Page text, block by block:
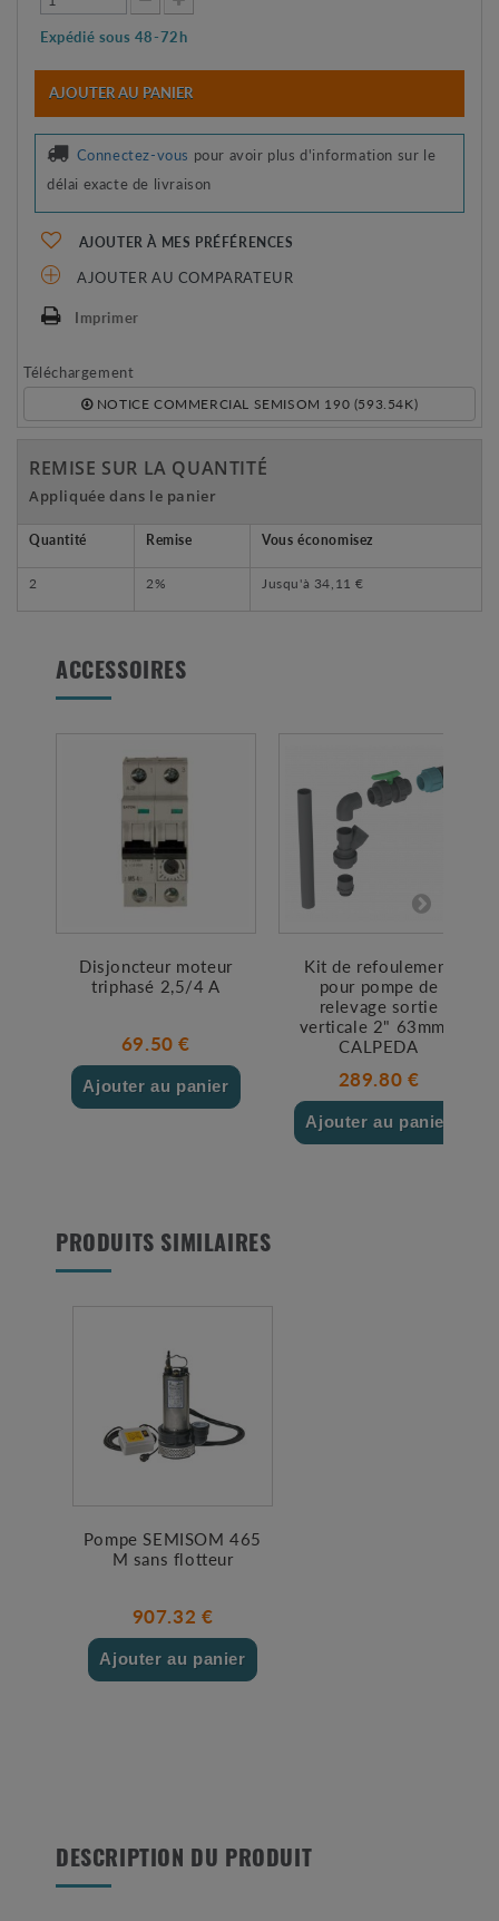
Expédié sous 48-72h
AJOUTER AU PANIER
Connectez-vous pour avoir plus d'information sur le
délai exacte de livraison
AJOUTER À MES PRÉFÉRENCES
AJOUTER AU COMPARATEUR
Imprimer
Téléchargement
NOTICE COMMERCIAL SEMISOM 190 (593.54K)
REMISE SUR LA QUANTITÉ
Appliquée dans le panier
Quantité Remise Vous économisez
2 2% Jusqu'à 34,11 €
ACCESSOIRES
Disjoncteur moteur
triphasé 2,5/4 A
69.50 €
Ajouter au panier
Kit de refoulement
pour pompe de
relevage sortie
verticale 2" 63mm -
CALPEDA
289.80 €
Ajouter au panier
PRODUITS SIMILAIRES
Pompe SEMISOM 465
M sans flotteur
907.32 €
Ajouter au panier
DESCRIPTION DU PRODUIT